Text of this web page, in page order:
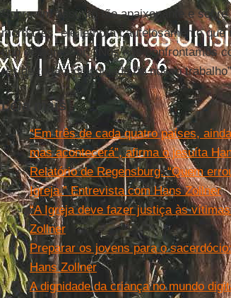
Sobre um assunto tão apaixonante e
mordazes, ele lembra cautelosamente que
tipo de agressor: “Nós nos confrontamos
reside toda a dificuldade do nosso
Leia mais
“Em três de cada quatro países,
mas acontecerá”, afirma o jesuíta
Relatório de Regensburg. “Quem
Igreja.” Entrevista com Hans Zollner
“A Igreja deve fazer justiça às
Zollner
Preparar os jovens para o
Hans Zollner
A dignidade da criança no mundo